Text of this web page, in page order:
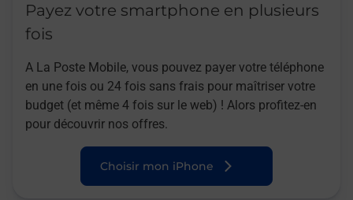
Payez votre smartphone en plusieurs
fois
A La Poste Mobile, vous pouvez payer votre téléphone
en une fois ou 24 fois sans frais pour maîtriser votre
budget (et même 4 fois sur le web) ! Alors profitez-en
pour découvrir nos offres.
Choisir mon iPhone